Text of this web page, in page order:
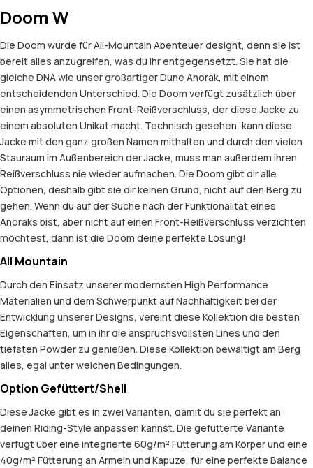
Doom W
Die Doom wurde für All-Mountain Abenteuer designt, denn sie ist
bereit alles anzugreifen, was du ihr entgegensetzt. Sie hat die
gleiche DNA wie unser großartiger Dune Anorak, mit einem
entscheidenden Unterschied. Die Doom verfügt zusätzlich über
einen asymmetrischen Front-Reißverschluss, der diese Jacke zu
einem absoluten Unikat macht. Technisch gesehen, kann diese
Jacke mit den ganz großen Namen mithalten und durch den vielen
Stauraum im Außenbereich der Jacke, muss man außerdem ihren
Reißverschluss nie wieder aufmachen. Die Doom gibt dir alle
Optionen, deshalb gibt sie dir keinen Grund, nicht auf den Berg zu
gehen. Wenn du auf der Suche nach der Funktionalität eines
Anoraks bist, aber nicht auf einen Front-Reißverschluss verzichten
möchtest, dann ist die Doom deine perfekte Lösung!
All Mountain
Durch den Einsatz unserer modernsten High Performance
Materialien und dem Schwerpunkt auf Nachhaltigkeit bei der
Entwicklung unserer Designs, vereint diese Kollektion die besten
Eigenschaften, um in ihr die anspruchsvollsten Lines und den
tiefsten Powder zu genießen. Diese Kollektion bewältigt am Berg
alles, egal unter welchen Bedingungen.
Option Gefüttert/Shell
Diese Jacke gibt es in zwei Varianten, damit du sie perfekt an
deinen Riding-Style anpassen kannst. Die gefütterte Variante
verfügt über eine integrierte 60g/m² Fütterung am Körper und eine
40g/m² Fütterung an Ärmeln und Kapuze, für eine perfekte Balance